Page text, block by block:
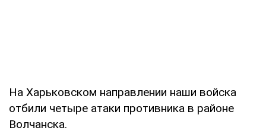
На Харьковском направлении наши войска
отбили четыре атаки противника в районе
Волчанска.